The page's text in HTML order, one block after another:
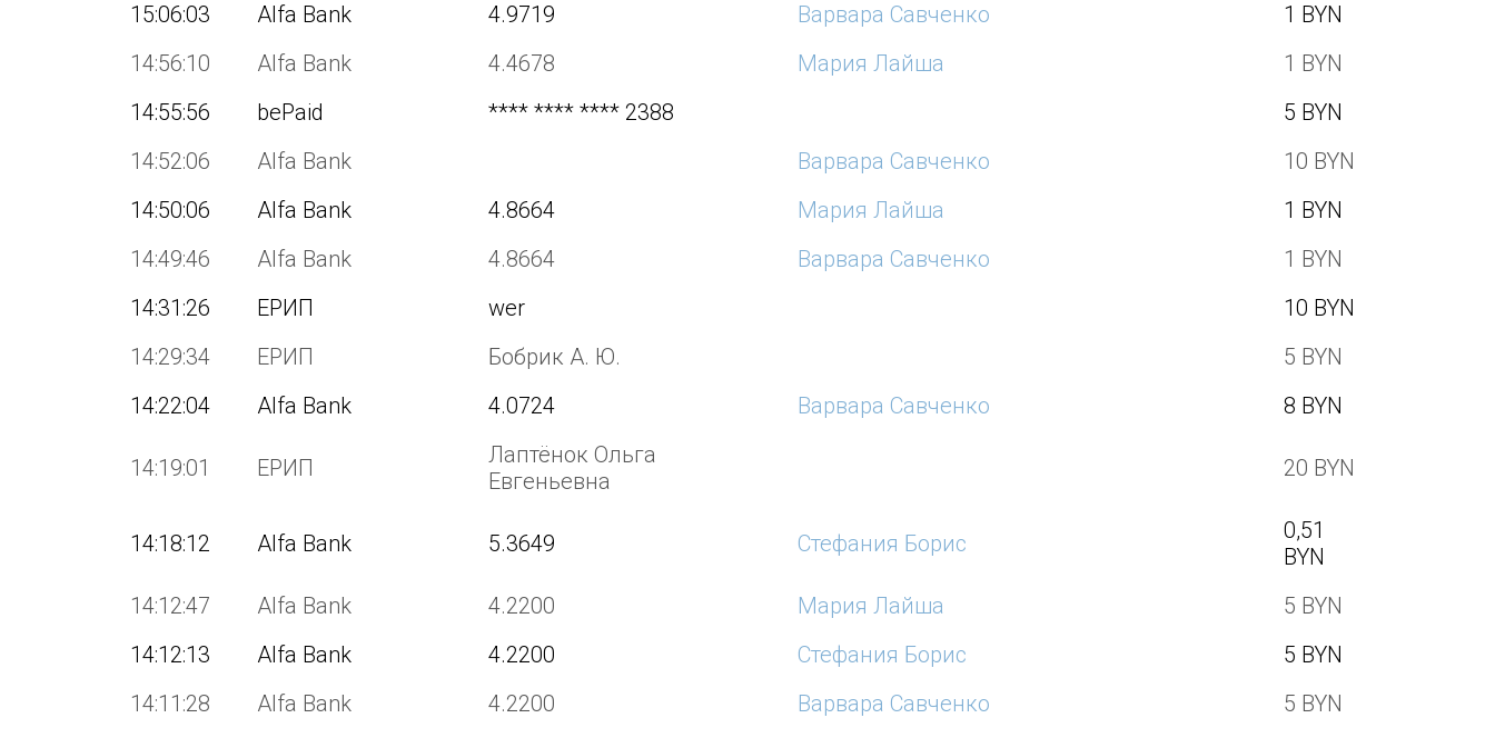
15:06:03
Alfa Bank 4.9719 Варвара Савченко
1 BYN
14:56:10
Alfa Bank 4.4678 Мария Лайша
1 BYN
14:55:56
bePaid **** **** **** 2388
5 BYN
14:52:06
Alfa Bank Варвара Савченко
10 BYN
14:50:06
Alfa Bank 4.8664 Мария Лайша
1 BYN
14:49:46
Alfa Bank 4.8664 Варвара Савченко
1 BYN
14:31:26
ЕРИП wer
10 BYN
14:29:34
ЕРИП Бобрик А. Ю.
5 BYN
14:22:04
Alfa Bank 4.0724 Варвара Савченко 8 BYN
14:19:01 ЕРИП
Лаптёнок Ольга
Евгеньевна
20 BYN
14:18:12 Alfa Bank 5.3649 Стефания Борис
0,51
BYN
14:12:47
Alfa Bank 4.2200 Мария Лайша
5 BYN
14:12:13
Alfa Bank 4.2200 Стефания Борис
5 BYN
14:11:28
Alfa Bank 4.2200 Варвара Савченко
5 BYN